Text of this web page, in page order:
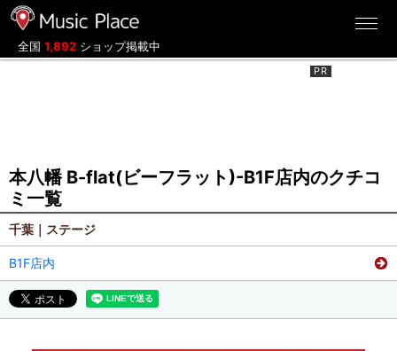
全国 1,892 ショップ掲載中
本八幡 B-flat(ビーフラット)-B1F店内のクチコ
ミ一覧
千葉｜ステージ
B1F店内